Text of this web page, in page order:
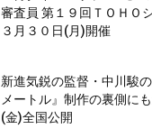
審査員 第１９回ＴＯＨＯ
３月３０日(月)開催
新進気鋭の監督・中川駿
メートル』制作の裏側に
(金)全国公開